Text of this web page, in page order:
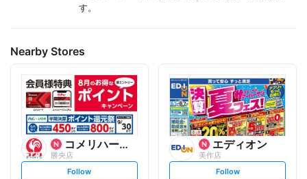
す。
Nearby Stores
コメリハード&グリーン
勝央店
s
Follow
エディオン
美作店
s
Follow